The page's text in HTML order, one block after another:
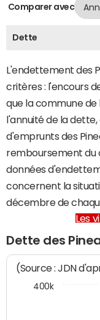
Comparer avec
Dette
L'endettement des
critères : l'encours
que la commune de
l'annuité de la
d'emprunts des
remboursement du
données
concernent la
décembre de
Les
Dette des
(Source : JDN
400k